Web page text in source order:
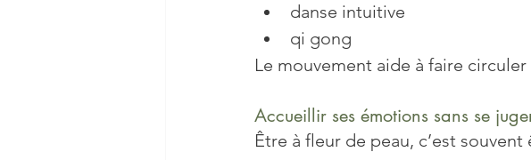
danse intuitive
qi gong
Le mouvement aide à faire
Accueillir ses émotions sans se
Être à fleur de peau, c’est